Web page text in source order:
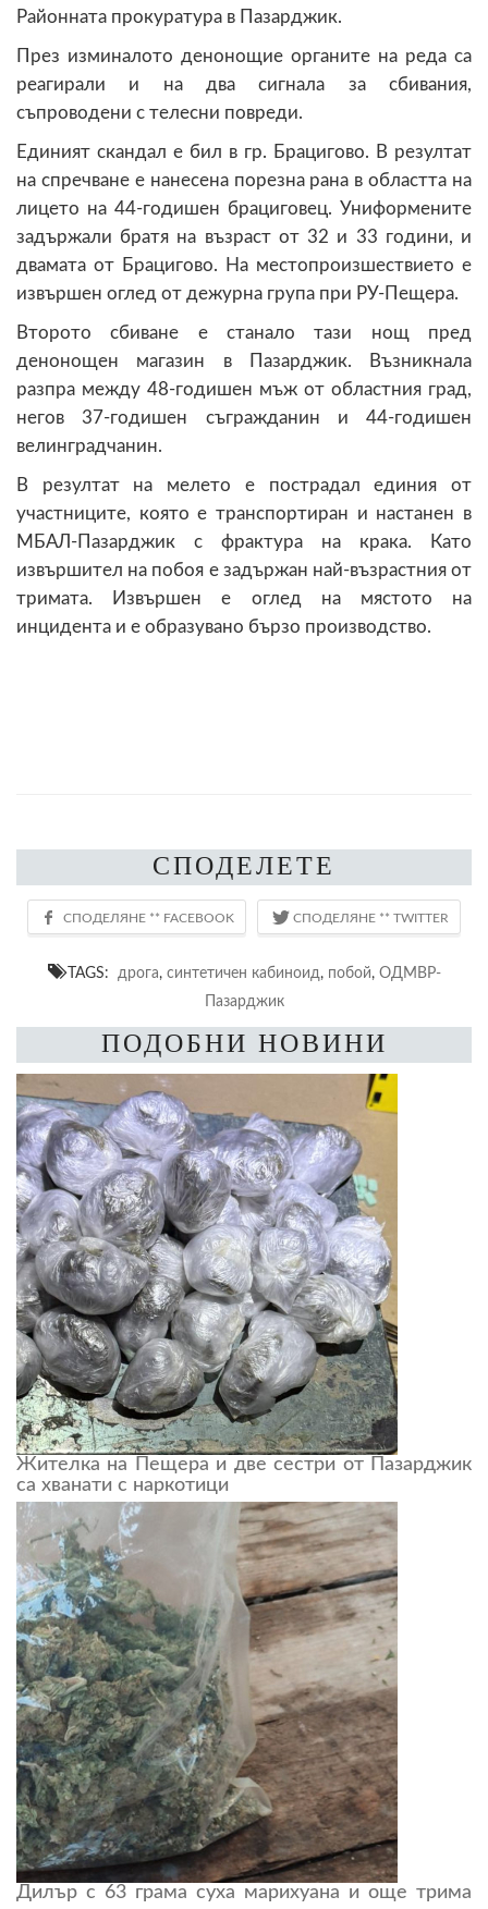
Районната прокуратура в Пазарджик.
През изминалото денонощие органите на реда са
реагирали и на два сигнала за сбивания,
съпроводени с телесни повреди.
Единият скандал е бил в гр. Брацигово. В резултат
на спречване е нанесена порезна рана в областта на
лицето на 44-годишен брациговец. Униформените
задържали братя на възраст от 32 и 33 години, и
двамата от Брацигово. На местопроизшествието е
извършен оглед от дежурна група при РУ-Пещера.
Второто сбиване е станало тази нощ пред
денонощен магазин в Пазарджик. Възникнала
разпра между 48-годишен мъж от областния град,
негов 37-годишен съгражданин и 44-годишен
велинградчанин.
В резултат на мелето е пострадал единия от
участниците, която е транспортиран и настанен в
МБАЛ-Пазарджик с фрактура на крака. Като
извършител на побоя е задържан най-възрастния от
тримата. Извършен е оглед на мястото на
инцидента и е образувано бързо производство.
СПОДЕЛЕТЕ
TAGS: дрога, синтетичен кабиноид , побой, ОДМВР-
Пазарджик
ПОДОБНИ НОВИНИ
Жителка на Пещера и две сестри от Пазарджик
са хванати с наркотици
Дилър с 63 грама суха марихуана и още трима